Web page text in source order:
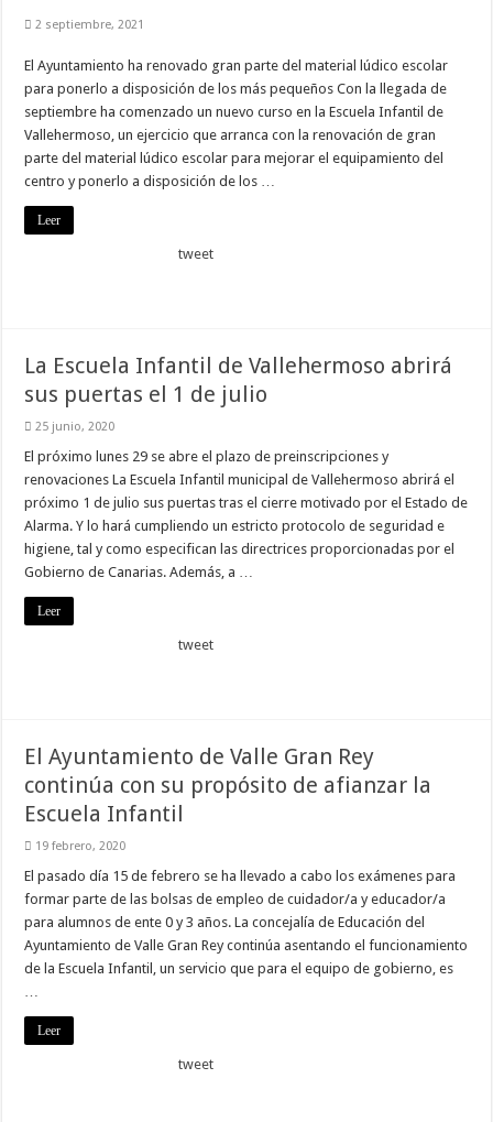
2 septiembre, 2021
El Ayuntamiento ha renovado gran parte del material lúdico escolar
para ponerlo a disposición de los más pequeños Con la llegada de
septiembre ha comenzado un nuevo curso en la Escuela Infantil de
Vallehermoso, un ejercicio que arranca con la renovación de gran
parte del material lúdico escolar para mejorar el equipamiento del
centro y ponerlo a disposición de los …
Leer
tweet
La Escuela Infantil de Vallehermoso abrirá
sus puertas el 1 de julio
25 junio, 2020
El próximo lunes 29 se abre el plazo de preinscripciones y
renovaciones La Escuela Infantil municipal de Vallehermoso abrirá el
próximo 1 de julio sus puertas tras el cierre motivado por el Estado de
Alarma. Y lo hará cumpliendo un estricto protocolo de seguridad e
higiene, tal y como especifican las directrices proporcionadas por el
Gobierno de Canarias. Además, a …
Leer
tweet
El Ayuntamiento de Valle Gran Rey
continúa con su propósito de afianzar la
Escuela Infantil
19 febrero, 2020
El pasado día 15 de febrero se ha llevado a cabo los exámenes para
formar parte de las bolsas de empleo de cuidador/a y educador/a
para alumnos de ente 0 y 3 años. La concejalía de Educación del
Ayuntamiento de Valle Gran Rey continúa asentando el funcionamiento
de la Escuela Infantil, un servicio que para el equipo de gobierno, es
…
Leer
tweet